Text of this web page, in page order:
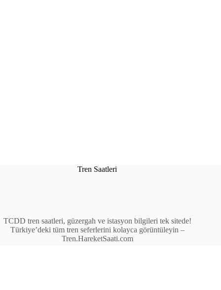
Tren Saatleri
TCDD tren saatleri, güzergah ve istasyon bilgileri tek sitede!
Türkiye’deki tüm tren seferlerini kolayca görüntüleyin –
Tren.HareketSaati.com